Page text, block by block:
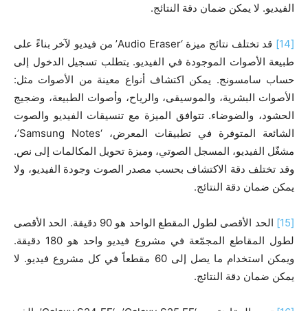
الفيديو. لا يمكن ضمان دقة النتائج.
[14]
قد تختلف نتائج ميزة ‘Audio Eraser’ من فيديو لآخر بناءً على
طبيعة الأصوات الموجودة في الفيديو. يتطلب تسجيل الدخول إلى
حساب سامسونج. يمكن اكتشاف أنواع معينة من الأصوات مثل:
الأصوات البشرية، والموسيقى، والرياح، وأصوات الطبيعة، وضجيج
الحشود، والضوضاء. تتوافق الميزة مع تنسيقات الفيديو والصوت
الشائعة المتوفرة في تطبيقات المعرض، ‘Samsung Notes’،
مشغّل الفيديو، المسجل الصوتي، وميزة تحويل المكالمات إلى نص.
وقد تختلف دقة الاكتشاف بحسب مصدر الصوت وجودة الفيديو، ولا
يمكن ضمان دقة النتائج.
[15]
الحد الأقصى لطول المقطع الواحد هو 90 دقيقة. الحد الأقصى
لطول المقاطع المجمّعة في مشروع فيديو واحد هو 180 دقيقة.
ويمكن استخدام ما يصل إلى 60 مقطعاً في كل مشروع فيديو. لا
يمكن ضمان دقة النتائج.